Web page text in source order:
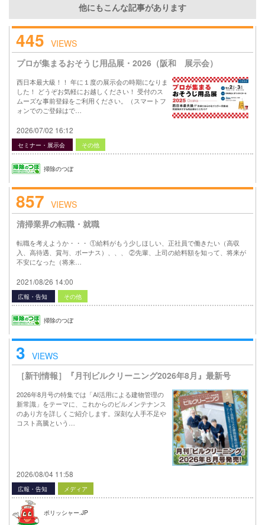
他にもこんな記事があります
445 VIEWS
プロが集まるおそうじ用品展・2026（阪和 展示会）
西日本最大級！！ 年に１度の展示会の時期になりま
した！ どうぞお気軽にお越しください！ 受付のス
ムーズな事前登録をご利用ください。（スマートフ
ォンでのご登録はで…
2026/07/02 16:12
セミナー・展示会 その他
掃除のつぼ
857 VIEWS
清掃業界の転職・就職
転職を考えようか・・・ ①給料がもう少しほしい、正社員で働きたい（高収
入、高待遇、賞与、ボーナス）、、、 ②先輩、上司の給料額を知って、将来が
不安になった（将来…
2021/08/26 14:00
広報・告知 その他
掃除のつぼ
3 VIEWS
［新刊情報］『月刊ビルクリーニング2026年8月』最新号
2026年8月号の特集では「AI活用による建物管理の
新常識」をテーマに、これからのビルメンテナンス
のあり方を詳しくご紹介します。深刻な人手不足や
コスト高騰という…
2026/08/04 11:58
広報・告知 メディア
ポリッシャー.JP